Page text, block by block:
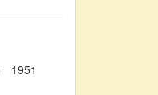
1951